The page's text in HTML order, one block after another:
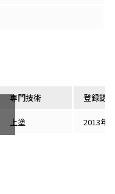
専門技術 登録認
上塗 2013年